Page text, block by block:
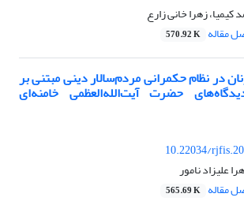
کیمیا، زهرا خانی زارع
مقاله 570.92 K
در نظام حکمرانی مردم‌سالار دینی مبتنی بر
حضرت آیت‌الله‌العظمی خامنه‌ای
10.22034/
علیزاد نامور
مقاله 565.69 K